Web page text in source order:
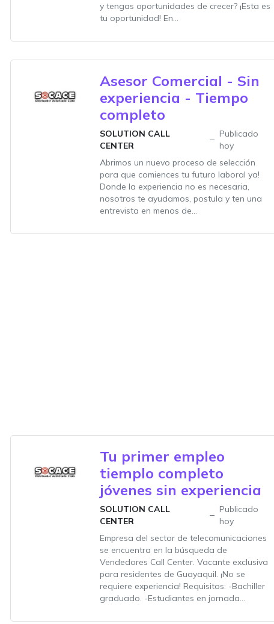
y tengas oportunidades de crecer? ¡Esta es
tu oportunidad! En...
Asesor Comercial - Sin
experiencia - Tiempo
completo
SOLUTION CALL
CENTER
Publicado
hoy
Abrimos un nuevo proceso de selección
para que comiences tu futuro laboral ya!
Donde la experiencia no es necesaria,
nosotros te ayudamos, postula y ten una
entrevista en menos de...
Tu primer empleo
tiemplo completo
jóvenes sin experiencia
SOLUTION CALL
CENTER
Publicado
hoy
Empresa del sector de telecomunicaciones
se encuentra en la búsqueda de
Vendedores Call Center. Vacante exclusiva
para residentes de Guayaquil. ¡No se
requiere experiencia! Requisitos: -Bachiller
graduado. -Estudiantes en jornada...